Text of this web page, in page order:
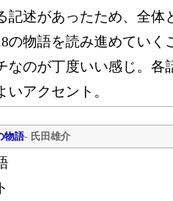
述があったため、全体
の物語を読み進めていく
なのが丁度いい感じ。各
アクセント。
物語- 氏田雄介